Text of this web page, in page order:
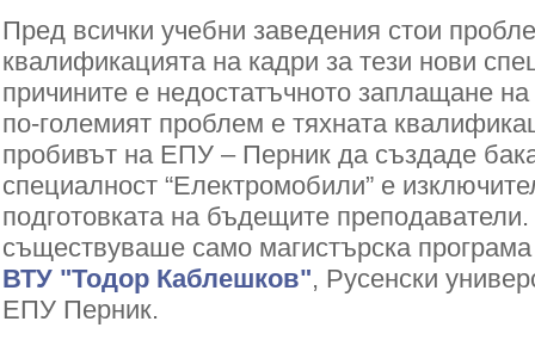
Пред всички учебни заведения стои
квалификацията на кадри за тези нови
причините е недостатъчното заплащане
по-големият проблем е тяхната
пробивът на ЕПУ – Перник да създаде
специалност “Електромобили” е
подготовката на бъдещите
съществуваше само магистърска
ВТУ "Тодор Каблешков", Русенски
ЕПУ Перник.